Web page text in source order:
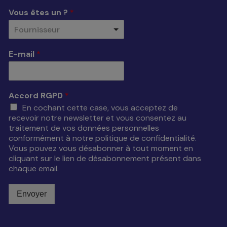
Vous êtes un ? *
Fournisseur
E-mail *
Accord RGPD *
En cochant cette case, vous acceptez de
recevoir notre newsletter et vous consentez au
traitement de vos données personnelles
conformément à notre politique de confidentialité.
Vous pouvez vous désabonner à tout moment en
cliquant sur le lien de désabonnement présent dans
chaque email.
Envoyer